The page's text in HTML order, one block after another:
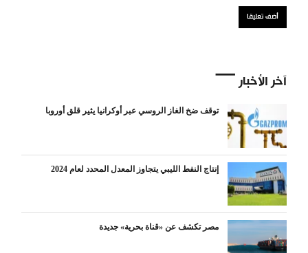
آخر الأخبار
توقف ضخ الغاز الروسي عبر أوكرانيا يثير قلق أوروبا
إنتاج النفط الليبي يتجاوز المعدل المحدد لعام 2024
مصر تكشف عن «قناة بحرية» جديدة